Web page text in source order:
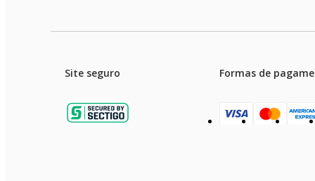
Site seguro Formas de